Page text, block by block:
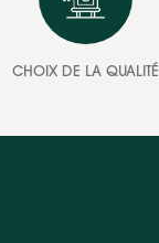
CHOIX DE LA QUALITÉ